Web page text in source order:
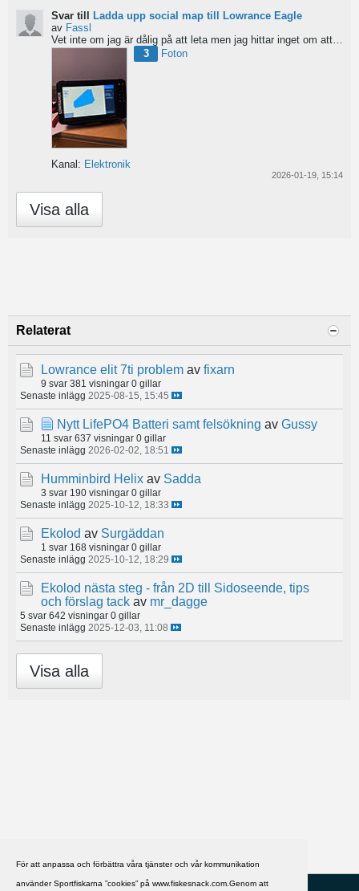
För att anpassa och förbättra våra tjänster och vår kommunikation
använder Sportfiskarna ”cookies” på www.fiskesnack.com.Genom att
Svar till
Ladda upp social map till Lowrance Eagle
av Fassl
Vet inte om jag är dålig på att leta men jag hittar inget om att ladda upp social maps i manualen....
3
Foton
Kanal: Elektronik
2026-01-19, 15:14
Visa alla
Relaterat
Lowrance elit 7ti problem av fixarn
9 svar 381 visningar 0 gillar
Senaste inlägg 2025-08-15, 15:45
Nytt LifePO4 Batteri samt felsökning av Gussy
11 svar 637 visningar 0 gillar
Senaste inlägg 2026-02-02, 18:51
Humminbird Helix av Sadda
3 svar 190 visningar 0 gillar
Senaste inlägg 2025-10-12, 18:33
Ekolod av Surgäddan
1 svar 168 visningar 0 gillar
Senaste inlägg 2025-10-12, 18:29
Ekolod nästa steg - från 2D till Sidoseende, tips
och förslag tack av mr_dagge
5 svar 642 visningar 0 gillar
Senaste inlägg 2025-12-03, 11:08
Visa alla
HJÄLP